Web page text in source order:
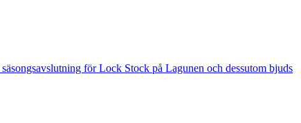
för Lock Stock på Lagunen och dessutom bjuds